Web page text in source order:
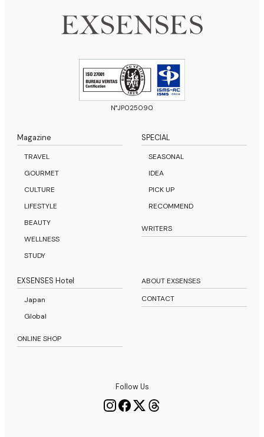
N°JP025090
Magazine
TRAVEL
GOURMET
CULTURE
LIFESTYLE
BEAUTY
WELLNESS
STUDY
SPECIAL
SEASONAL
IDEA
PICK UP
RECOMMEND
WRITERS
EXSENSES Hotel
Japan
Global
ONLINE SHOP
ABOUT EXSENSES
CONTACT
Follow Us